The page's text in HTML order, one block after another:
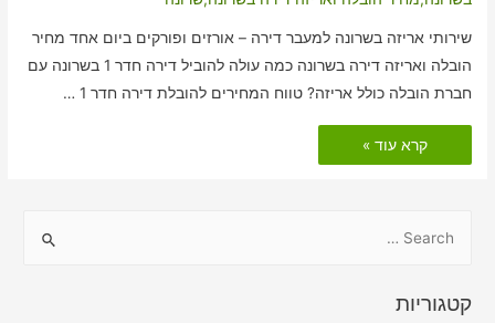
שירותי אריזה בשרונה למעבר דירה – אורזים ופורקים ביום אחד מחיר
הובלה ואריזה דירה בשרונה כמה עולה להוביל דירה חדר 1 בשרונה עם
חברת הובלה כולל אריזה? טווח המחירים להובלת דירה חדר 1 …
הובלות
דירה
כולל
קרא עוד »
r
קטגוריות